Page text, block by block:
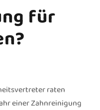
für
raten
einer Zahnreinigung